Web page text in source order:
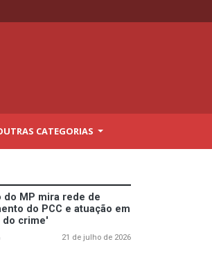
CATEGORIAS
do MP mira rede de
do PCC e atuação em
crime'
21 de julho de 2026